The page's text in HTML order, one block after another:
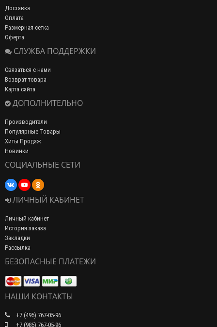
Доставка
Оплата
Размерная сетка
Оферта
СЛУЖБА ПОДДЕРЖКИ
Связаться с нами
Возврат товара
Карта сайта
ДОПОЛНИТЕЛЬНО
Производители
Популярные Товары
Хиты Продаж
Новинки
СОЦИАЛЬНЫЕ СЕТИ
ЛИЧНЫЙ КАБИНЕТ
Личный кабинет
История заказа
Закладки
Рассылка
БЕЗОПАСНЫЕ ПЛАТЕЖИ
НАШИ КОНТАКТЫ
+7 (495) 767-05-96
+7 (985) 767-05-96